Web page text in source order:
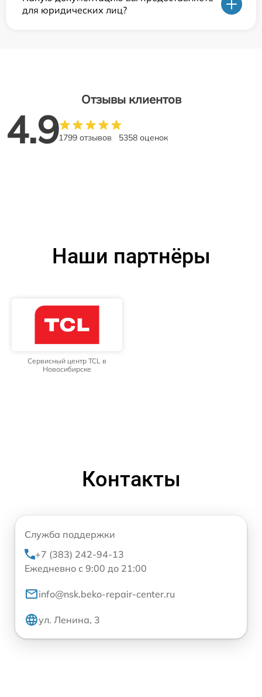
для юридических лиц?
Отзывы клиентов
4.91799 отзывов 5358 оценок
Наши партнёры
Сервисный центр TCL в
Новосибирске
Контакты
Служба поддержки
+7 (383) 242-94-13
Ежедневно с 9:00 до 21:00
info@nsk.beko-repair-center.ru
ул. Ленина, 3